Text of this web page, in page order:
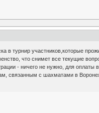
в турнир участников,которые
что снимет все текущие
- ничего не нужно, для
связанным с шахматами в